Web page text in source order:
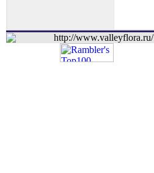
http://www.valleyflora.ru/